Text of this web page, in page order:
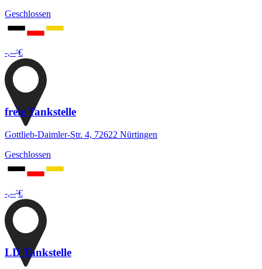
Geschlossen
-,---€
freie Tankstelle
Gottlieb-Daimler-Str. 4, 72622 Nürtingen
Geschlossen
-,---€
LD Tankstelle